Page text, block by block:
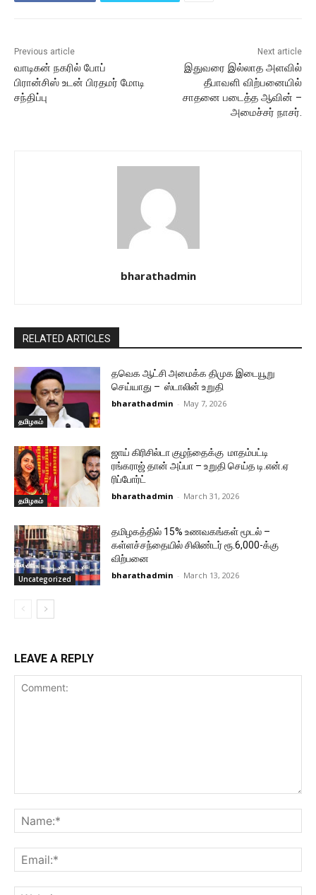
Previous article
வாடிகன் நகரில் போப்
பிரான்சிஸ் உடன் பிரதமர் மோடி
சந்திப்பு
Next article
இதுவரை இல்லாத அளவில்
தீபாவளி விற்பனையில்
சாதனை படைத்த ஆவின் –
அமைச்சர் நாசர்.
bharathadmin
RELATED ARTICLES
தமிழகம்
தவெக ஆட்சி அமைக்க திமுக இடையூறு
செய்யாது – ஸ்டாலின் உறுதி
bharathadmin - May 7, 2026
தமிழகம்
ஜாய் கிரிசில்டா குழந்தைக்கு மாதம்பட்டி
ரங்கராஜ் தான் அப்பா – உறுதி செய்த டி.என்.ஏ
ரிப்போர்ட்
bharathadmin - March 31, 2026
Uncategorized
தமிழகத்தில் 15% உணவகங்கள் மூடல் –
கள்ளச்சந்தையில் சிலிண்டர் ரூ.6,000-க்கு
விற்பனை
bharathadmin - March 13, 2026
LEAVE A REPLY